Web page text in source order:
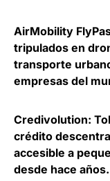
AirMobility
tripulados en
transporte
empresas del
Credivolution:
crédito
accesible a
desde hace años.